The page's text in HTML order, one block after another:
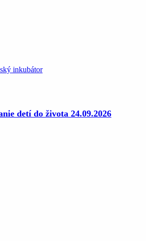
inkubátor
detí do života 24.09.2026